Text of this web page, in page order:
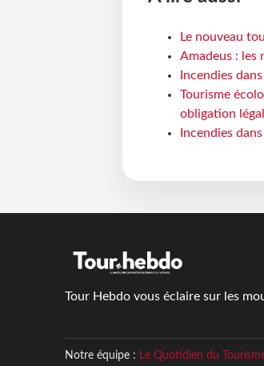
Le nouveau
Amadeus : les
Incendies
Tourisme
obligation
Incendies
Tour Hebdo vous éclaire sur les
Notre équipe : Le Quotidien du